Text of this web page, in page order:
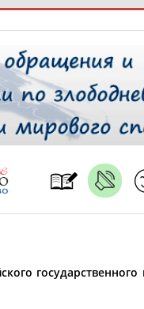
АКТИВНОСТИ
государственного